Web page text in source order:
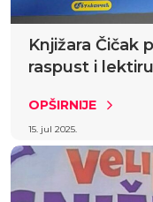
Knjižara Čičak
raspust i lektiru
OPŠIRNIJE
15. jul 2025.